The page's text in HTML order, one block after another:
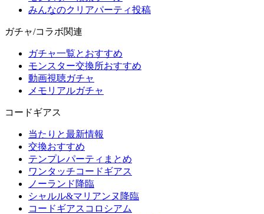
みんなのクリアパーティ投稿
ガチャ/コラボ関連
ガチャ一覧とおすすめ
モンスター交換所おすすめ
動画視聴ガチャ
メモリアルガチャ
コードギアス
当たりと最新情報
交換おすすめ
テンプレパーティまとめ
ワンタッチコードギアス
ノーランド降臨
シャルル&マリアンヌ降臨
コードギアスコロシアム